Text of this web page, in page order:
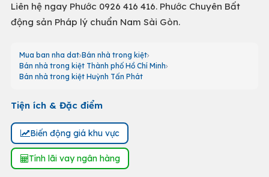
Liên hệ ngay Phước 0926 416 416. Phước Chuyên Bất
động sản Pháp lý chuẩn Nam Sài Gòn.
Mua ban nha dat Bán nhà trong kiệt
Bán nhà trong kiệt Thành phố Hồ Chí Minh
Bán nhà trong kiệt Huỳnh Tấn Phát
Tiện ích & Đặc điểm
Biến động giá khu vực
Tính lãi vay ngân hàng